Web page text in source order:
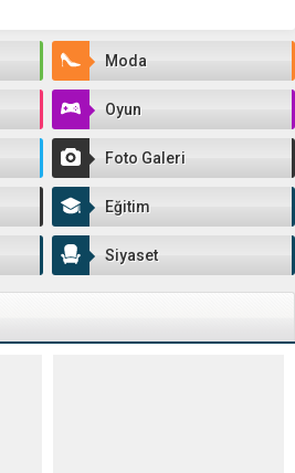
Moda
Oyun
Foto Galeri
Eğitim
Siyaset